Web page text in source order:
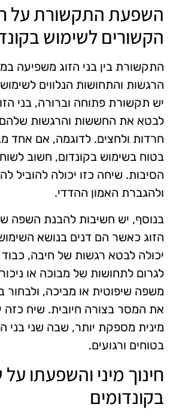
השפעת התקשורת על
הקשורים לשימוש
התקשורת בין בני הזוג משפיעה
הרגשות והתחושות הנלווים
יש תקשורת פתוחה וברורה, בני
לבטא את החששות והרגשות
חרדות ולחצים. לדוגמה, אם אחד
בטוח בשימוש בקונדום, חשוב
הסיבות. שיחה כזו יכולה להוביל
ולהגברת האמון ההדדי.
בנוסף, יש חשיבות להבנת השפה
הזוג כאשר הם דנים בנושא
יכולה לבטא רגשות של חיבה, כבוד
לגרום לתחושות של מבוכה או
משפה שיפוטית או מביכה, ולבחור
את המסר בצורה חיובית. שיח כזה
מינית מספקת יותר, שבה שני בני
בטוחים ורגועים.
חינוך מיני והשפעתו
בקונדומים